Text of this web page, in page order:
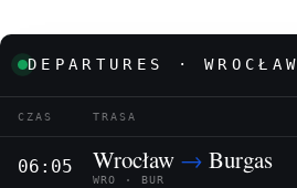
DEPARTURES · WROCŁAW
CZAS TRASA
06:05 Wrocław → Burgas
WRO · BUR